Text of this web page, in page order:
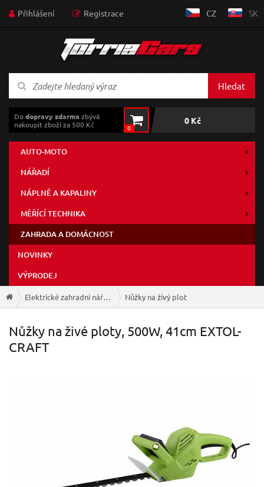
Přihlášení Registrace CZ SK
Hledat
Dodopravy zdarma zbývá
nakoupit zboží za 500 Kč
0
0 Kč
AUTO-MOTO
NÁŘADÍ
NÁPLNĚ A KAPALINY
MĚŘÍCÍ TECHNIKA
ZAHRADA A DOMÁCNOST
NOVINKY
VÝPRODEJ
Elektrické zahradní nářadí Nůžky na živý plot
Nůžky na živé ploty, 500W, 41cm EXTOL-
CRAFT